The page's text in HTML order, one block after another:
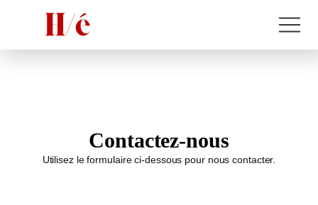
Contactez-nous
Utilisez le formulaire ci-dessous pour nous contacter.